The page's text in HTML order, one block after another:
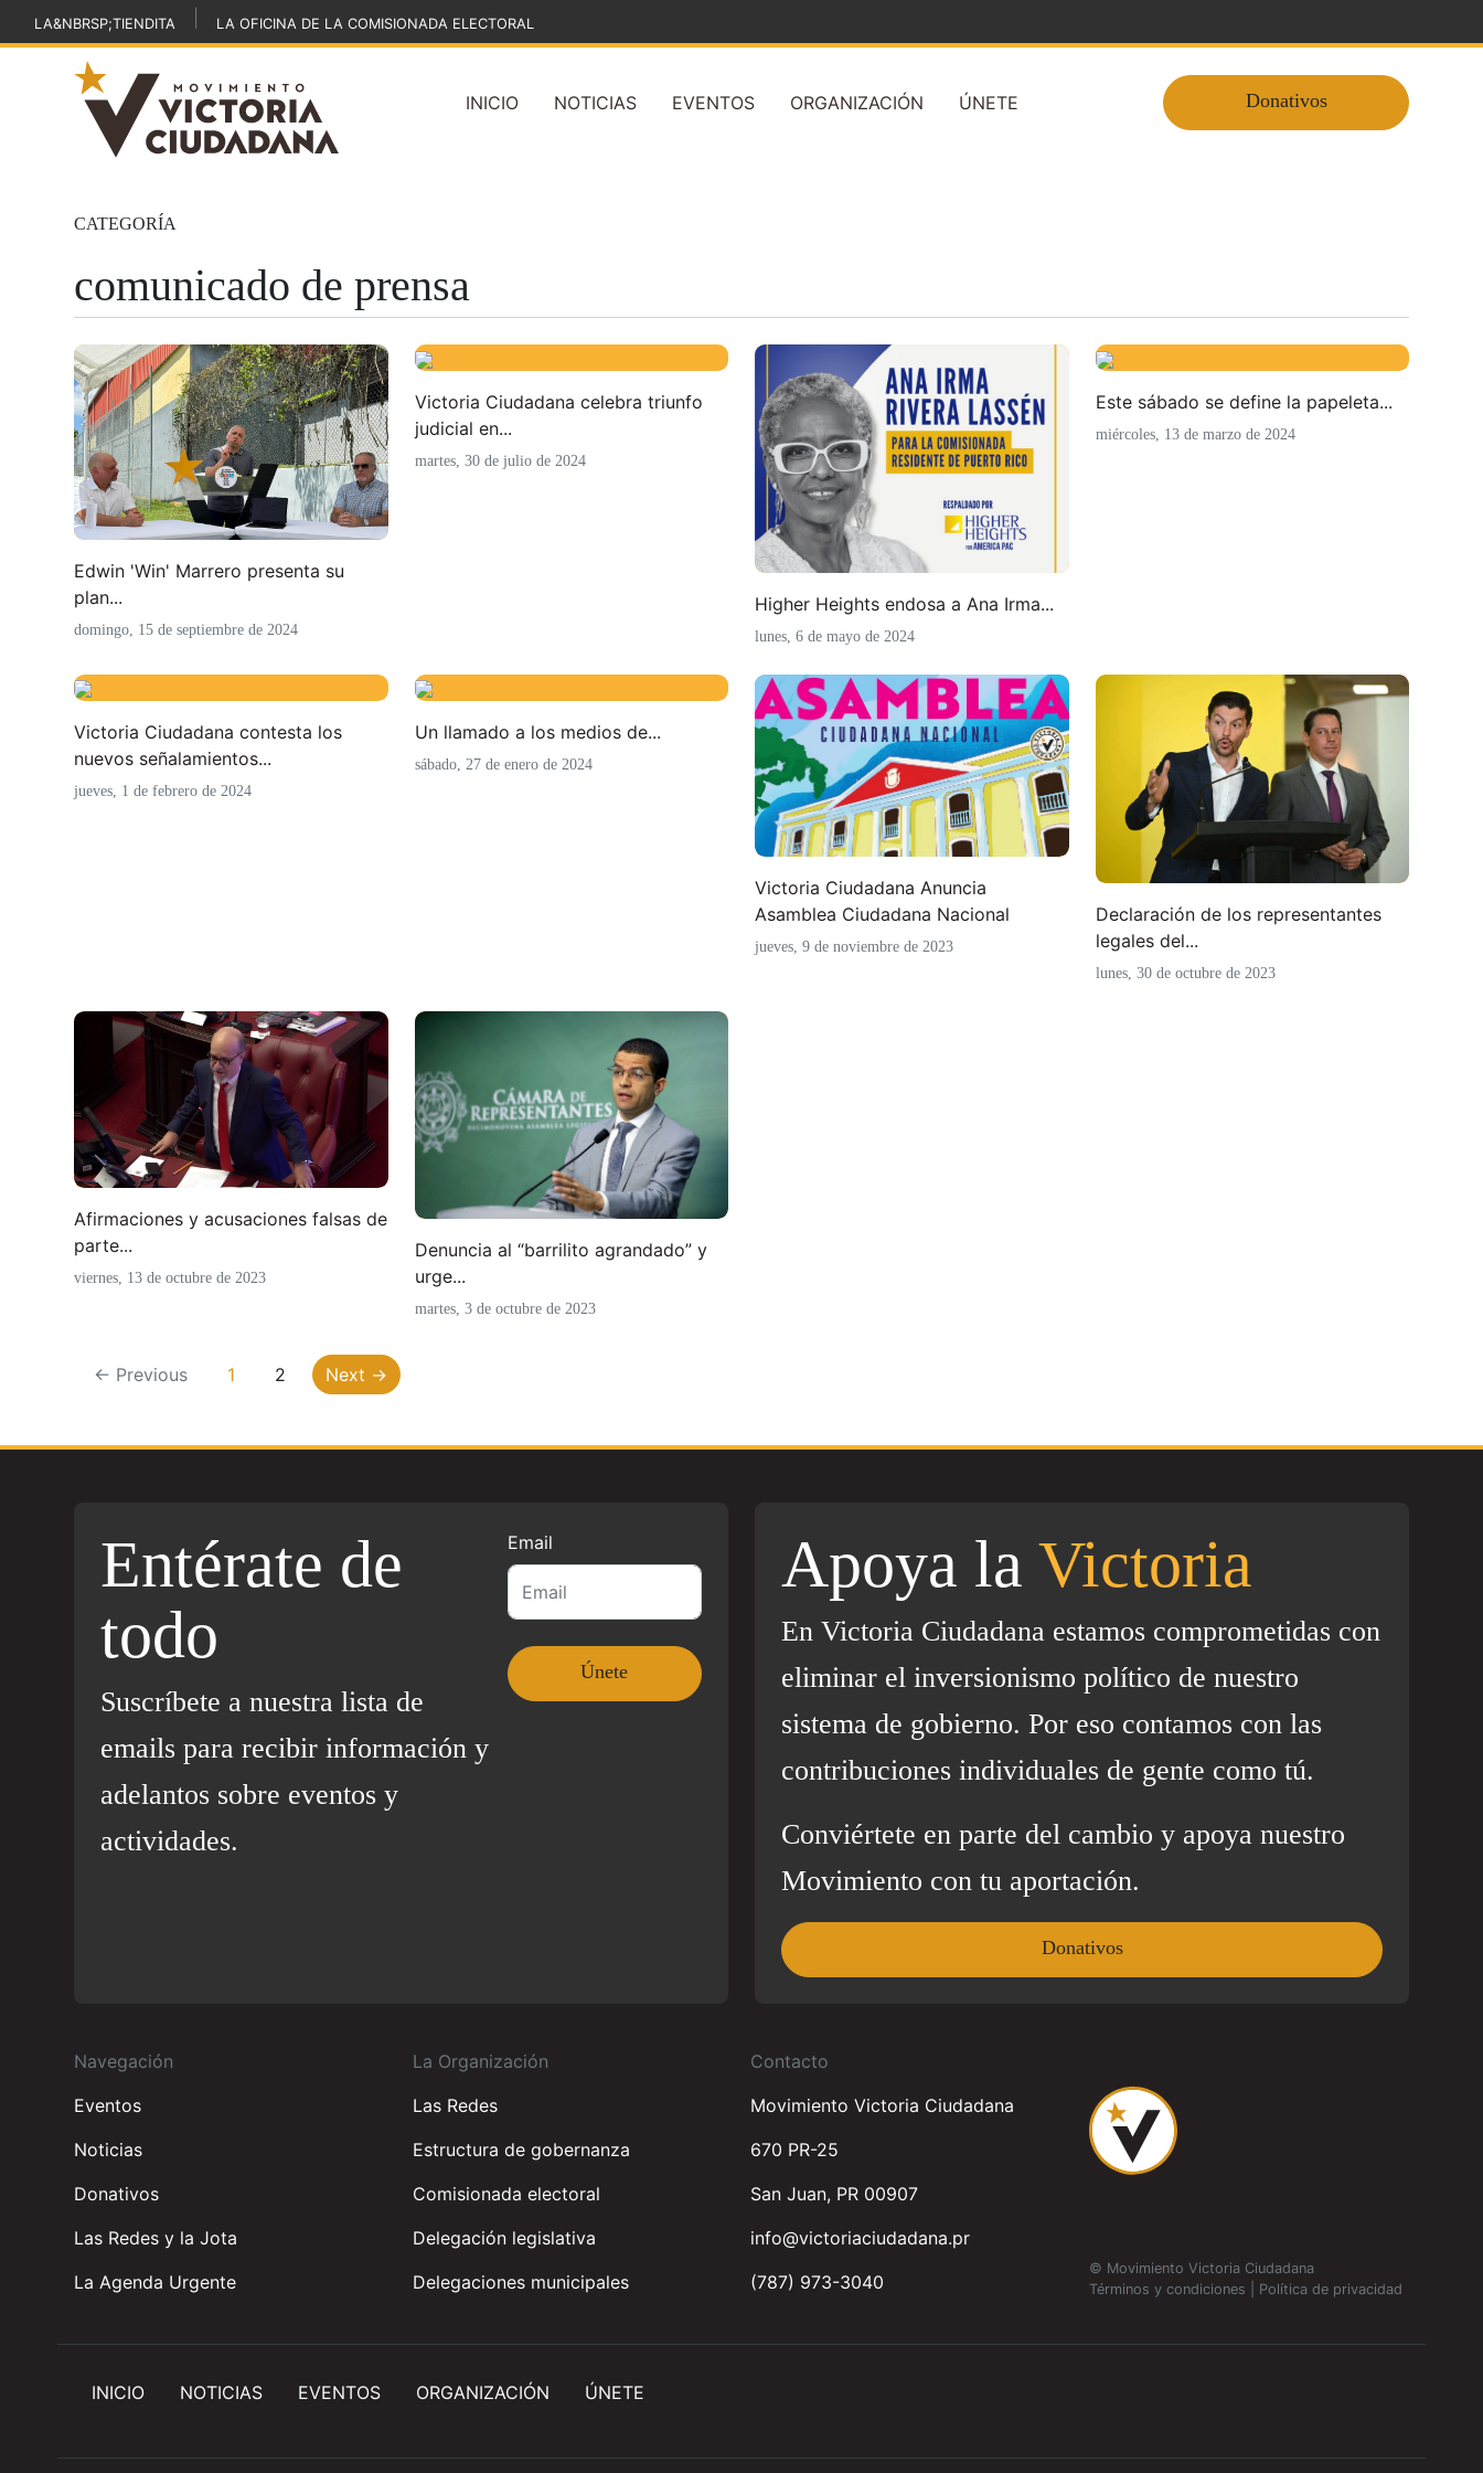
LA&NBRSP;TIENDITA LA OFICINA DE LA COMISIONADA ELECTORAL
INICIO NOTICIAS EVENTOS ORGANIZACIÓN ÚNETE Donativos
CATEGORÍA
comunicado de prensa
Edwin 'Win' Marrero presenta su
plan...
domingo, 15 de septiembre de 2024
Victoria Ciudadana celebra triunfo
judicial en...
martes, 30 de julio de 2024
Higher Heights endosa a Ana Irma...
lunes, 6 de mayo de 2024
Este sábado se define la papeleta...
miércoles, 13 de marzo de 2024
Victoria Ciudadana contesta los
nuevos señalamientos...
jueves, 1 de febrero de 2024
Un llamado a los medios de...
sábado, 27 de enero de 2024
Victoria Ciudadana Anuncia
Asamblea Ciudadana Nacional
jueves, 9 de noviembre de 2023
Declaración de los representantes
legales del...
lunes, 30 de octubre de 2023
Afirmaciones y acusaciones falsas de
parte...
viernes, 13 de octubre de 2023
Denuncia al “barrilito agrandado” y
urge...
martes, 3 de octubre de 2023
← Previous 1 2 Next →
Entérate de
todo
Suscríbete a nuestra lista de
emails para recibir información y
adelantos sobre eventos y
actividades.
Email Apoya la Victoria
En Victoria Ciudadana estamos comprometidas con
eliminar el inversionismo político de nuestro
sistema de gobierno. Por eso contamos con las
contribuciones individuales de gente como tú.
Conviértete en parte del cambio y apoya nuestro
Movimiento con tu aportación.
Donativos
Navegación
Eventos
Noticias
Donativos
Las Redes y la Jota
La Agenda Urgente
La Organización
Las Redes
Estructura de gobernanza
Comisionada electoral
Delegación legislativa
Delegaciones municipales
Contacto
Movimiento Victoria Ciudadana
670 PR-25
San Juan, PR 00907
info@victoriaciudadana.pr
(787) 973-3040
© Movimiento Victoria Ciudadana
Términos y condiciones
Política de privacidad
INICIO NOTICIAS EVENTOS ORGANIZACIÓN ÚNETE